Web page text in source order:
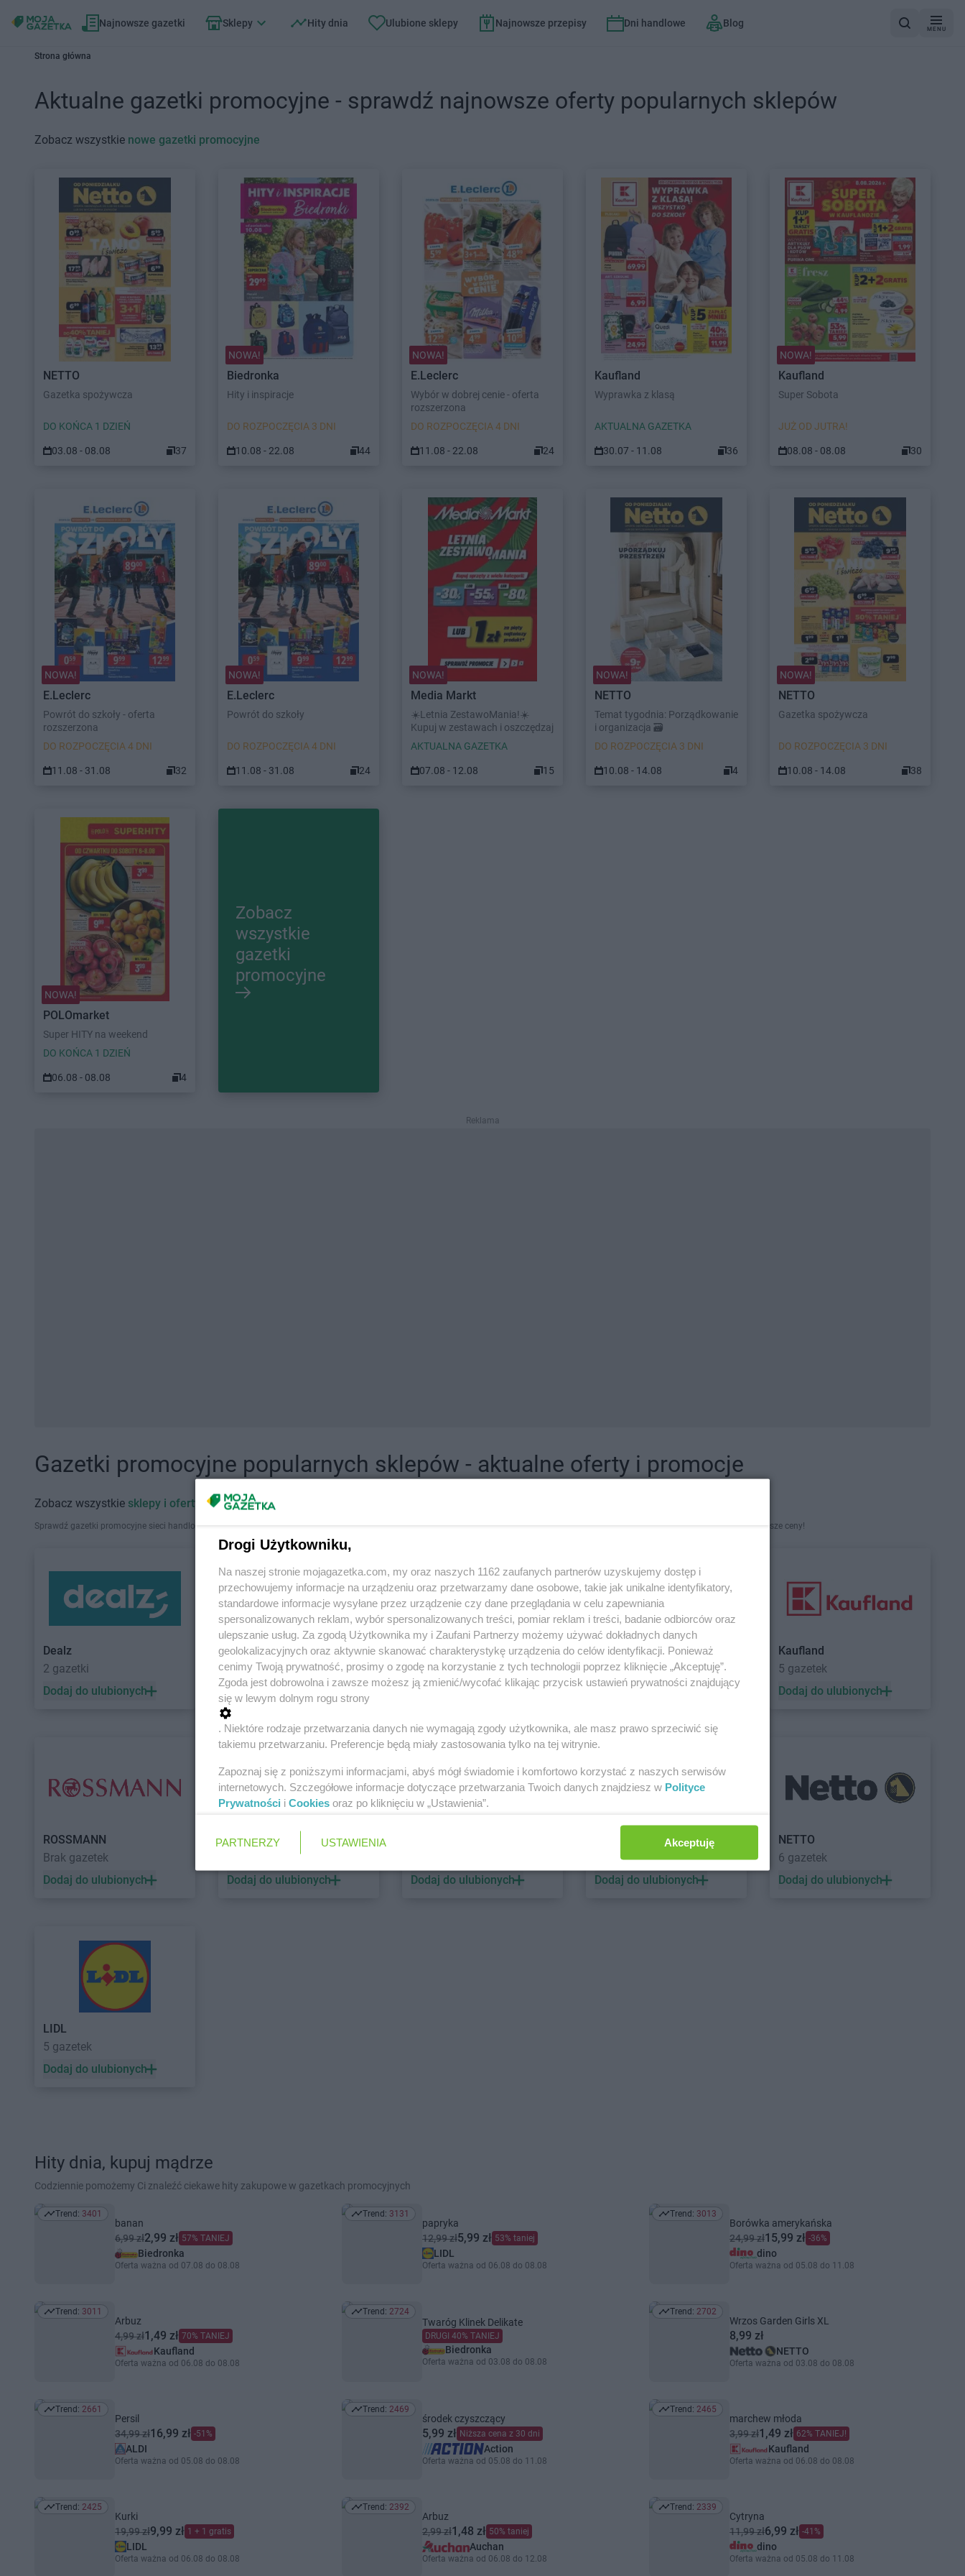
Najnowsze gazetki Sklepy Hity dnia Ulubione sklepy Najnowsze przepisy Dni handlowe Blog
MENU
Strona główna
Aktualne gazetki promocyjne - sprawdź najnowsze oferty popularnych sklepów
Zobacz wszystkie nowe gazetki promocyjne
NETTO
Gazetka spożywcza
DO KOŃCA 1 DZIEŃ
03.08 - 08.08 37
NOWA!
Biedronka
Hity i inspiracje
DO ROZPOCZĘCIA 3 DNI
10.08 - 22.08 44
NOWA!
E.Leclerc
Wybór w dobrej cenie - oferta
rozszerzona
DO ROZPOCZĘCIA 4 DNI
11.08 - 22.08 24
Kaufland
Wyprawka z klasą
AKTUALNA GAZETKA
30.07 - 11.08 36
NOWA!
Kaufland
Super Sobota
JUŻ OD JUTRA!
08.08 - 08.08 30
NOWA!
E.Leclerc
Powrót do szkoły - oferta
rozszerzona
DO ROZPOCZĘCIA 4 DNI
11.08 - 31.08 32
NOWA!
E.Leclerc
Powrót do szkoły
DO ROZPOCZĘCIA 4 DNI
11.08 - 31.08 24
NOWA!
Media Markt
☀️Letnia ZestawoMania!☀️
Kupuj w zestawach i oszczędzaj
AKTUALNA GAZETKA
07.08 - 12.08 15
NOWA!
NETTO
Temat tygodnia: Porządkowanie
i organizacja 🗃️
DO ROZPOCZĘCIA 3 DNI
10.08 - 14.08 4
NOWA!
NETTO
Gazetka spożywcza
DO ROZPOCZĘCIA 3 DNI
10.08 - 14.08 38
NOWA!
POLOmarket
Super HITY na weekend
DO KOŃCA 1 DZIEŃ
06.08 - 08.08 4
Zobacz
wszystkie
gazetki
promocyjne
Reklama
Gazetki promocyjne popularnych sklepów - aktualne oferty i promocje
Zobacz wszystkie sklepy i oferty promocyjne
Sprawdź gazetki promocyjne sieci handlowych, które działają w Polsce. Znajdziesz tutaj sklepy należące do lokalnych sieci oraz duże, znane super- i hipermarkety. Najlepsze promocje i najniższe ceny!
Dealz
2 gazetki
Dodaj do ulubionych
POLOmarket
11 gazetek
Dodaj do ulubionych
PEPCO
1 gazetka
Dodaj do ulubionych
dino
2 gazetki
Dodaj do ulubionych
Kaufland
5 gazetek
Dodaj do ulubionych
ROSSMANN
Brak gazetek
Dodaj do ulubionych
Auchan
Dodaj do ulubionych
Dodaj do ulubionych
12 gazetek
Dodaj do ulubionych
NETTO
6 gazetek
Dodaj do ulubionych
LIDL
5 gazetek
Dodaj do ulubionych
Hity dnia, kupuj mądrze
Codziennie pomożemy Ci znaleźć ciekawe hity zakupowe w gazetkach promocyjnych
Trend: 3401
Trend: 3401
banan
6,99 zł2,99 zł 57% TANIEJ
Biedronka
Oferta ważna od 07.08 do 08.08
Trend: 3131
Trend: 3131
papryka
12,99 zł5,99 zł 53% taniej
LIDL
Oferta ważna od 06.08 do 08.08
Trend: 3013
Trend: 3013
Borówka amerykańska
24,99 zł15,99 zł -36%
dino
Oferta ważna od 05.08 do 11.08
Trend: 3011
Trend: 3011
Arbuz
4,99 zł1,49 zł 70% TANIEJ
Kaufland
Oferta ważna od 06.08 do 08.08
Trend: 2724
Trend: 2724
Twaróg Klinek Delikate
DRUGI 40% TANIEJ
Biedronka
Oferta ważna od 03.08 do 08.08
Trend: 2702
Trend: 2702
Wrzos Garden Girls XL
8,99 zł
NETTO
Oferta ważna od 03.08 do 08.08
Trend: 2661
Trend: 2661
Persil
34,99 zł16,99 zł -51%
ALDI
Oferta ważna od 05.08 do 08.08
Trend: 2469
Trend: 2469
środek czyszczący
5,99 zł Niższa cena z 30 dni
Action
Oferta ważna od 05.08 do 11.08
Trend: 2465
Trend: 2465
marchew młoda
3,99 zł1,49 zł 62% TANIEJ!
Kaufland
Oferta ważna od 06.08 do 08.08
Trend: 2425
Trend: 2425
Kurki
19,99 zł9,99 zł 1 + 1 gratis
LIDL
Oferta ważna od 06.08 do 08.08
Trend: 2392
Trend: 2392
Arbuz
2,99 zł1,48 zł 50% taniej
Auchan
Oferta ważna od 06.08 do 12.08
Trend: 2339
Trend: 2339
Cytryna
11,99 zł6,99 zł -41%
dino
Oferta ważna od 05.08 do 11.08
Drogi Użytkowniku,
Na naszej stronie mojagazetka.com, my oraz naszych 1162 zaufanych partnerów uzyskujemy dostęp i
przechowujemy informacje na urządzeniu oraz przetwarzamy dane osobowe, takie jak unikalne identyfikatory,
standardowe informacje wysyłane przez urządzenie czy dane przeglądania w celu zapewniania
spersonalizowanych reklam, wybór spersonalizowanych treści, pomiar reklam i treści, badanie odbiorców oraz
ulepszanie usług. Za zgodą Użytkownika my i Zaufani Partnerzy możemy używać dokładnych danych
geolokalizacyjnych oraz aktywnie skanować charakterystykę urządzenia do celów identyfikacji. Ponieważ
cenimy Twoją prywatność, prosimy o zgodę na korzystanie z tych technologii poprzez kliknięcie „Akceptuję”.
Zgoda jest dobrowolna i zawsze możesz ją zmienić/wycofać klikając przycisk ustawień prywatności znajdujący
się w lewym dolnym rogu strony
. Niektóre rodzaje przetwarzania danych nie wymagają zgody użytkownika, ale masz prawo sprzeciwić się
takiemu przetwarzaniu. Preferencje będą miały zastosowania tylko na tej witrynie.
Zapoznaj się z poniższymi informacjami, abyś mógł świadomie i komfortowo korzystać z naszych serwisów
internetowych. Szczegółowe informacje dotyczące przetwarzania Twoich danych znajdziesz w Polityce
Prywatności i Cookies oraz po kliknięciu w „Ustawienia”.
PARTNERZY USTAWIENIA Akceptuję